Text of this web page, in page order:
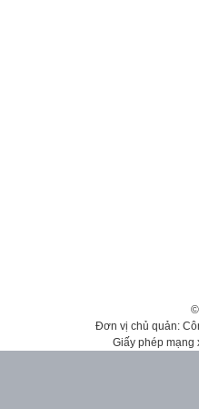
Đơn vị chủ quản:
Giấy phép mạng